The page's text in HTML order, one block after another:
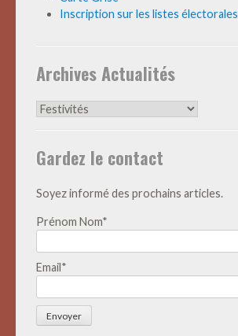
Inscription sur les listes électorales
Archives Actualités
Archives
Gardez le contact
Soyez informé des prochains articles.
Prénom Nom*
Email*